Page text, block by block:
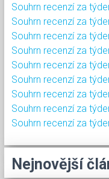
Souhrn recenzí za
Souhrn recenzí za
Souhrn recenzí za
Souhrn recenzí za
Souhrn recenzí za
Souhrn recenzí za
Souhrn recenzí za
Souhrn recenzí za
Souhrn recenzí za
Nejnovější